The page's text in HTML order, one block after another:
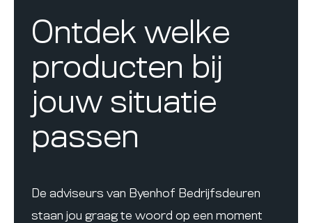
Ontdek welke
producten bij
jouw situatie
passen
De adviseurs van Byenhof Bedrijfsdeuren
staan jou graag te woord op een moment